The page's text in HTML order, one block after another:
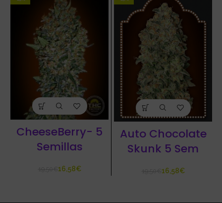
CheeseBerry- 5
Semillas
16,58€
Auto Chocolate
Skunk 5 Sem
16,58€